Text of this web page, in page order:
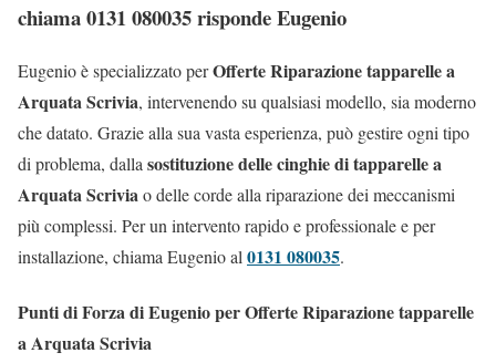
chiama 0131 080035 risponde Eugenio
Eugenio è specializzato perOfferte Riparazione tapparelle a
Arquata Scrivia, intervenendo su qualsiasi modello, sia moderno
che datato. Grazie alla sua vasta esperienza, può gestire ogni tipo
di problema, dallasostituzione delle cinghie di tapparelle a
Arquata Scriviao delle corde alla riparazione dei meccanismi
più complessi. Per un intervento rapido e professionale e per
installazione, chiama Eugenio al0131 080035.
Punti di Forza di Eugenio per Offerte Riparazione tapparelle
a Arquata Scrivia